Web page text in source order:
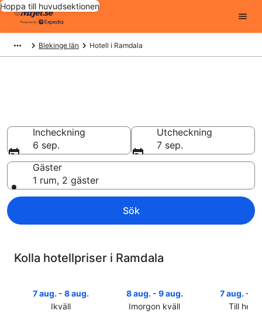
Hoppa till huvudsektionen
Blekinge län Hotell i Ramdala
Incheckning
6 sep.
Utcheckning
7 sep.
Gäster
1 rum, 2 gäster
Sök
Kolla hotellpriser i Ramdala
7 aug. - 8 aug.
Ikväll
8 aug. - 9 aug.
Imorgon kväll
7 aug. - 9
Till